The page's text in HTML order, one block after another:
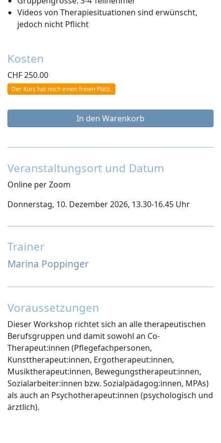
Videos von Therapiesituationen sind erwünscht,
jedoch nicht Pflicht
Kosten
CHF250.00
Der Kurs hat noch einen freien Platz.
Veranstaltungsort und Datum
Online per Zoom
Donnerstag, 10. Dezember 2026, 13.30-16.45 Uhr
Trainer
Marina Poppinger
Voraussetzungen
Dieser Workshop richtet sich an alle therapeutischen
Berufsgruppen und damit sowohl an Co-
Therapeut:innen (Pflegefachpersonen,
Kunsttherapeut:innen, Ergotherapeut:innen,
Musiktherapeut:innen, Bewegungstherapeut:innen,
Sozialarbeiter:innen bzw. Sozialpädagog:innen, MPAs)
als auch an Psychotherapeut:innen (psychologisch und
ärztlich).